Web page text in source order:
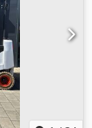
de goma. *
diésel de 44
----Somos
de
como parte